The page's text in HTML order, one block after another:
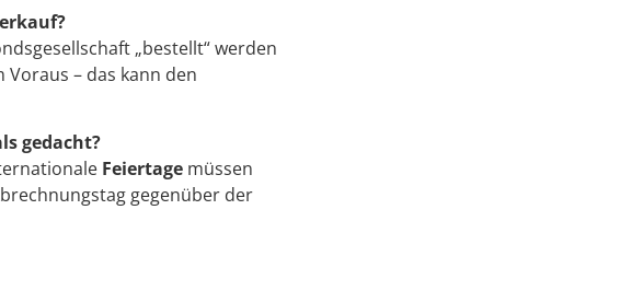
„bestellt“ werden
– das kann den
gedacht?
Feiertage müssen
gegenüber der